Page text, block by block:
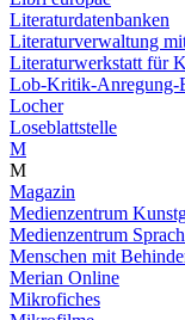
Literaturdatenbanken
Literaturverwaltung
Literaturwerkstatt für
Lob-Kritik-Anregung-
Locher
Loseblattstelle
M
M
Magazin
Medienzentrum
Medienzentrum
Menschen mit
Merian Online
Mikrofiches